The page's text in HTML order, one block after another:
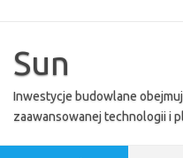
treściSun
Inwestycje budowlane
zaawansowanej technologii i